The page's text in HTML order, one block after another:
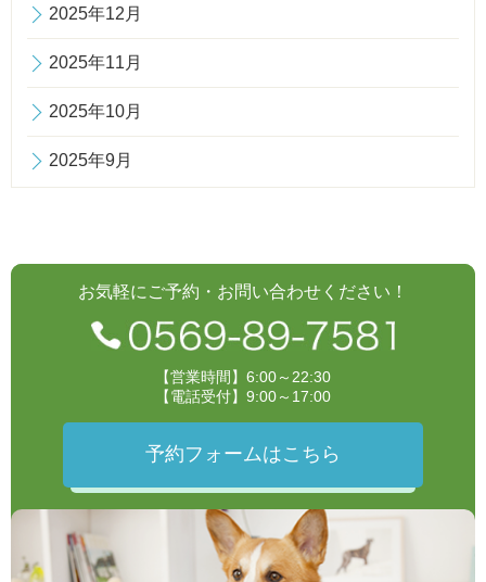
2025年12月
2025年11月
2025年10月
2025年9月
お気軽にご予約・お問い合わせください！
【営業時間】6:00～22:30
【電話受付】9:00～17:00
予約フォームはこちら